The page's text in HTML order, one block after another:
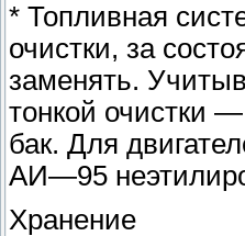
* Топливная
очистки, за
заменять.
тонкой очистки
бак. Для
АИ—95
Хранение